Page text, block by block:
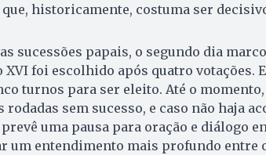
historicamente, costuma ser
sucessões papais, o segundo dia
XVI foi escolhido após quatro votações.
turnos para ser eleito. Até o
sem sucesso, e caso não haja
uma pausa para oração e diálogo
um entendimento mais profundo entre